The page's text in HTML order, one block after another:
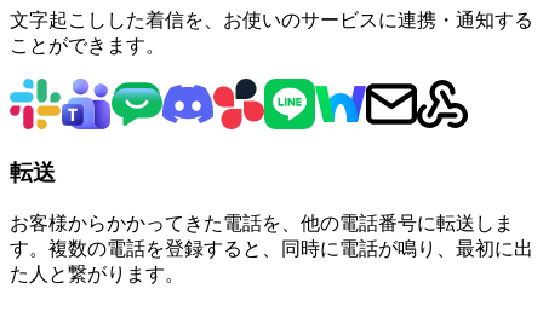
文字起こしした着信を、お使いのサービスに連携・通知する
ことができます。
転送
お客様からかかってきた電話を、他の電話番号に転送しま
す。複数の電話を登録すると、同時に電話が鳴り、最初に出
た人と繋がります。